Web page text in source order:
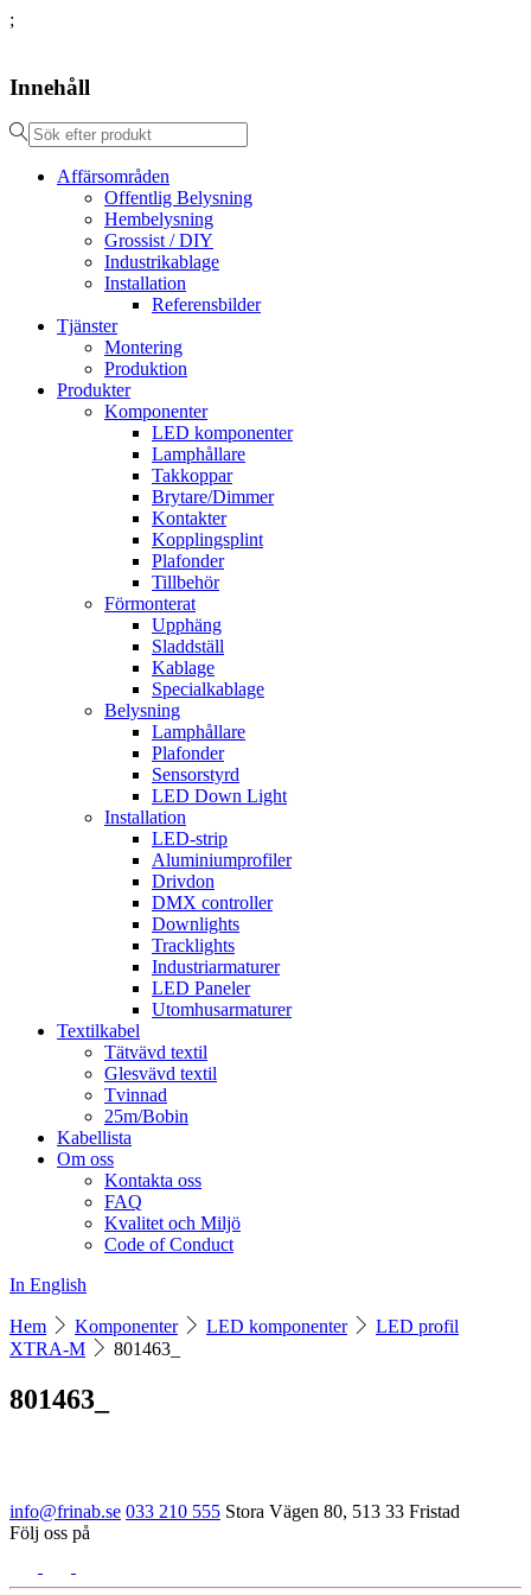
;
Innehåll
Affärsområden
Offentlig Belysning
Hembelysning
Grossist / DIY
Industrikablage
Installation
Referensbilder
Tjänster
Montering
Produktion
Produkter
Komponenter
LED komponenter
Lamphållare
Takkoppar
Brytare/Dimmer
Kontakter
Kopplingsplint
Plafonder
Tillbehör
Förmonterat
Upphäng
Sladdställ
Kablage
Specialkablage
Belysning
Lamphållare
Plafonder
Sensorstyrd
LED Down Light
Installation
LED-strip
Aluminiumprofiler
Drivdon
DMX controller
Downlights
Tracklights
Industriarmaturer
LED Paneler
Utomhusarmaturer
Textilkabel
Tätvävd textil
Glesvävd textil
Tvinnad
25m/Bobin
Kabellista
Om oss
Kontakta oss
FAQ
Kvalitet och Miljö
Code of Conduct
In English
Hem Komponenter LED komponenter
LED profil
XTRA-M
801463_
801463_
info@frinab.se 033 210 555 Stora Vägen 80, 513 33 Fristad
Följ oss på